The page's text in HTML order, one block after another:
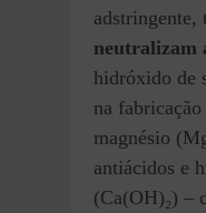
adstringente,
neutralizam
hidróxido de
na
magnésio
antiácidos e
(Ca(OH)₂) –